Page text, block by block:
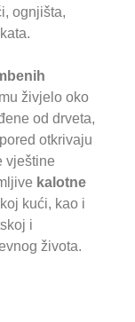
ognjišta,
živjelo oko
od drveta,
otkrivaju
vještine
kalotne
kući, kao i
i
života.